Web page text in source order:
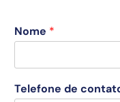
Nome *
Telefone de